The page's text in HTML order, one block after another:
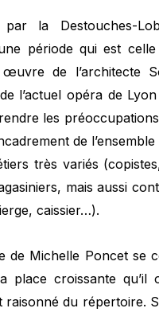
la Destouches-
période qui est
œuvre de l’architecte
l’actuel opéra de
les
de
très variés
mais aussi
caissier…).
de Michelle Poncet se
place croissante
raisonné du répertoire.